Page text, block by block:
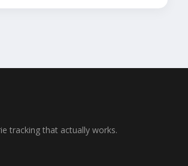
tracking that actually works.